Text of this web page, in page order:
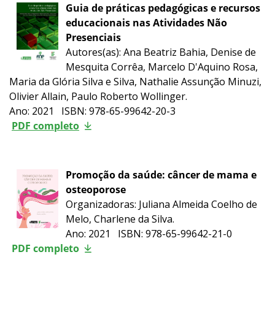
Guia de práticas pedagógicas e recursos
educacionais nas Atividades Não
Presenciais
Autores(as): Ana Beatriz Bahia, Denise de
Mesquita Corrêa, Marcelo D'Aquino Rosa,
Maria da Glória Silva e Silva, Nathalie Assunção Minuzi,
Olivier Allain, Paulo Roberto Wollinger.
Ano: 2021 ISBN: 978-65-99642-20-3
PDF completo
Promoção da saúde: câncer de mama e
osteoporose
Organizadoras: Juliana Almeida Coelho de
Melo, Charlene da Silva.
Ano: 2021 ISBN: 978-65-99642-21-0
PDF completo